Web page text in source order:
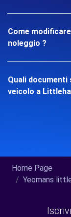
Come
noleggio ?
Quali
veicolo a
Home Page
Yeomans